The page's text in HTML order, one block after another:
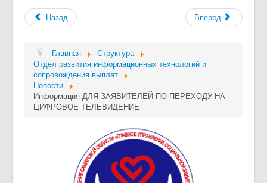
Назад Вперед
Главная
Структура
Отдел развития информационных технологий и
сопровождения выплат
Новости
Информация ДЛЯ ЗАЯВИТЕЛЕЙ ПО ПЕРЕХОДУ НА
ЦИФРОВОЕ ТЕЛЕВИДЕНИЕ